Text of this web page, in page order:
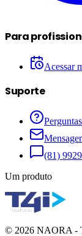
Para
Acessar
Suporte
(81)
Um produto
© 2026 NAORA -